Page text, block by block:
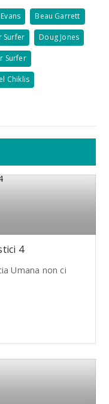
Beau Garrett
Surfer Doug Jones
Surfer
Chiklis
4
Umana non ci